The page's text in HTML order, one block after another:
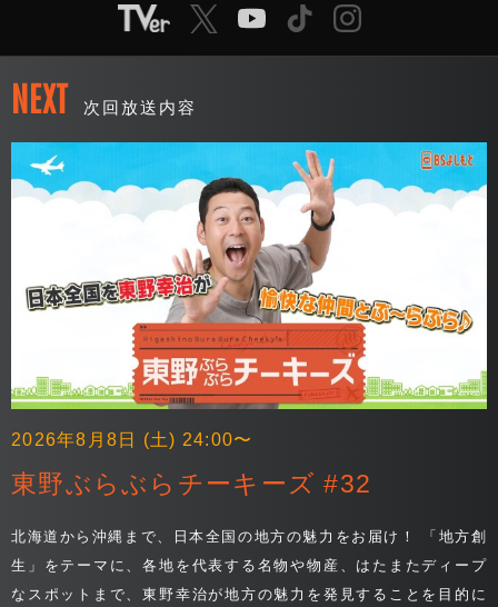
NEXT 次回放送内容
2026年8月8日 (土) 24:00〜
東野ぶらぶらチーキーズ #32
北海道から沖縄まで、日本全国の地方の魅力をお届け！ 「地方創
生」をテーマに、各地を代表する名物や物産、はたまたディープ
なスポットまで、東野幸治が地方の魅力を発見することを目的に